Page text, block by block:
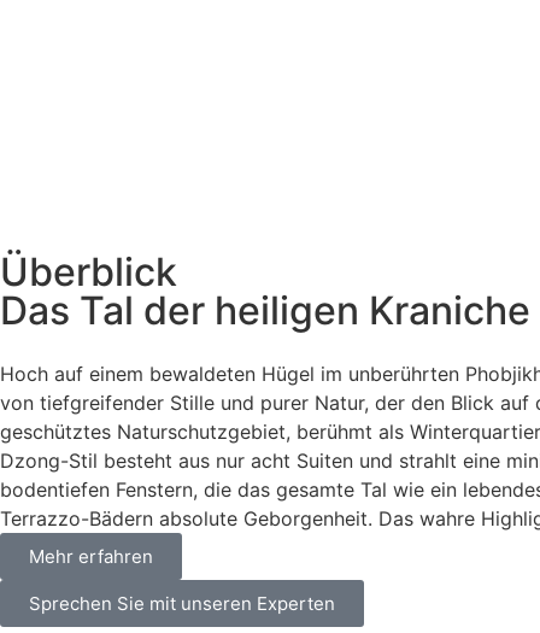
Überblick
Das Tal der heiligen Kraniche
Hoch auf einem bewaldeten Hügel im unberührten
von tiefgreifender Stille und purer Natur, der den Blick
geschütztes Naturschutzgebiet, berühmt als
Dzong-Stil besteht aus nur acht Suiten und strahlt eine
bodentiefen Fenstern, die das gesamte Tal wie ein
Terrazzo-Bädern absolute Geborgenheit. Das wahre
Mehr erfahren
Sprechen Sie mit unseren Experten